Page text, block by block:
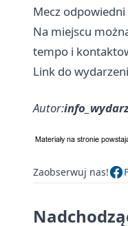
Mecz
Na miejscu
tempo i
Link do
Autor:
Zaobserwuj nas!